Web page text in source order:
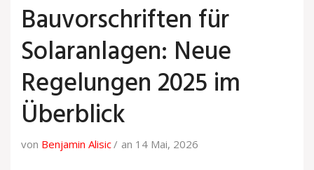
Bauvorschriften für
Solaranlagen: Neue
Regelungen 2025 im
Überblick
von Benjamin Alisic an 14 Mai, 2026